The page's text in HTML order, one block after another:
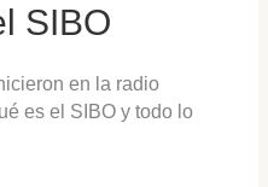
SIBO
en la radio
es el SIBO y todo lo